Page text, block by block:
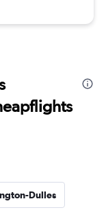
Dulles